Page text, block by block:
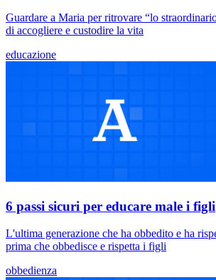
Guardare a Maria per ritrovare “lo
di accogliere e custodire la vita
educazione
6 passi sicuri per educare male i figli
L'ultima generazione che ha obbedito e ha
prima che obbedisce e rispetta i figli
obbedienza